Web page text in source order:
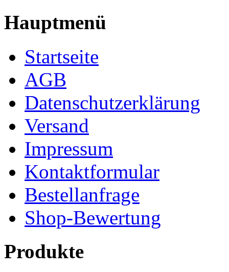
Hauptmenü
Startseite
AGB
Datenschutzerklärung
Versand
Impressum
Kontaktformular
Bestellanfrage
Shop-Bewertung
Produkte